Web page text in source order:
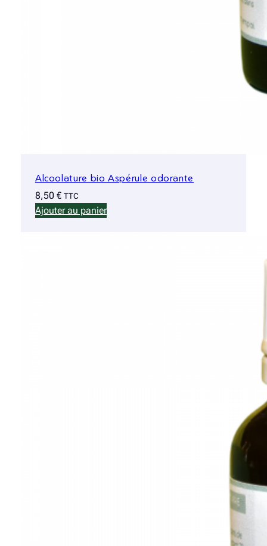
Alcoolature bio Aspérule odorante
8,50 € TTC
Ajouter au panier